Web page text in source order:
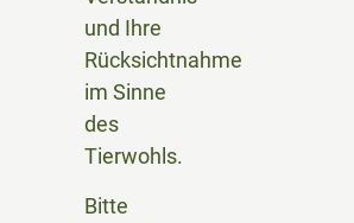
und Ihre
Rücksichtnahme
im Sinne
des
Tierwohls.
Bitte